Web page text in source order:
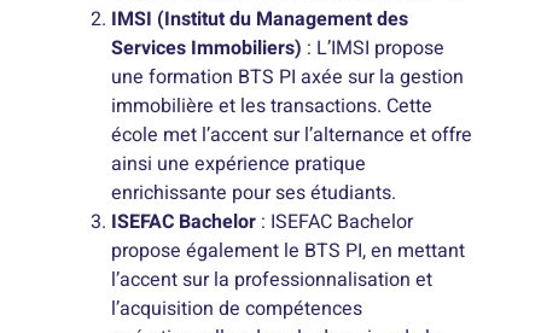
IMSI (Institut du Management des
Services Immobiliers) : L’IMSI propose
une formation BTS PI axée sur la gestion
immobilière et les transactions. Cette
école met l’accent sur l’alternance et offre
ainsi une expérience pratique
enrichissante pour ses étudiants.
ISEFAC Bachelor : ISEFAC Bachelor
propose également le BTS PI, en mettant
l’accent sur la professionnalisation et
l’acquisition de compétences